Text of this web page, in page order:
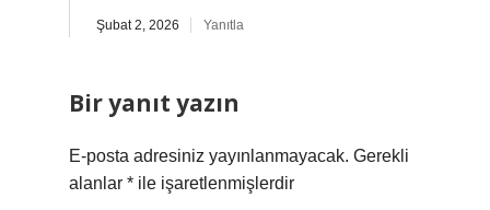
Şubat 2, 2026 Yanıtla
Bir yanıt yazın
E-posta adresiniz yayınlanmayacak. Gerekli
alanlar * ile işaretlenmişlerdir